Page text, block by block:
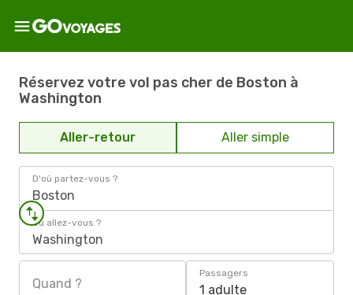
Réservez votre vol pas cher de Boston à
Washington
Aller-retour Aller simple
D'où partez-vous ?
Boston
Où allez-vous ?
Washington
Quand ?
Passagers
1 adulte